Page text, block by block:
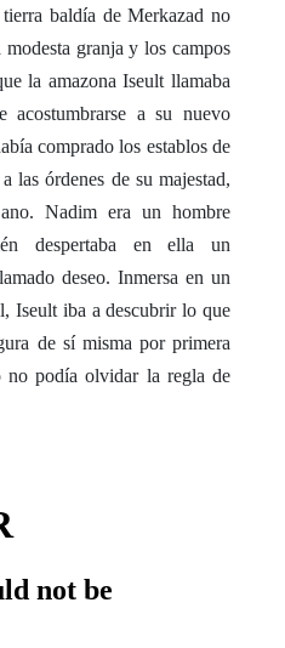
baldía de Merkazad no
granja y los campos
la amazona Iseult llamaba
acostumbrarse a su nuevo
comprado los establos de
las órdenes de su majestad,
Nadim era un hombre
despertaba en ella un
deseo. Inmersa en un
Iseult iba a descubrir lo que
de sí misma por primera
no podía olvidar la regla de